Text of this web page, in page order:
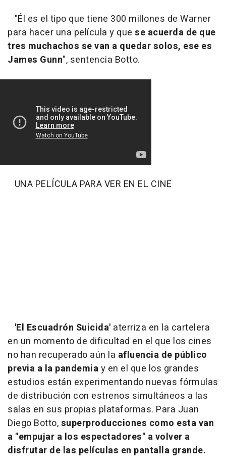
"Él es el tipo que tiene 300 millones de Warner
para hacer una película y que se acuerda de que
tres muchachos se van a quedar solos, ese es
James Gunn", sentencia Botto.
UNA PELÍCULA PARA VER EN EL CINE
'El Escuadrón Suicida' aterriza en la cartelera
en un momento de dificultad en el que los cines
no han recuperado aún la afluencia de público
previa a la pandemiay en el que los grandes
estudios están experimentando nuevas fórmulas
de distribución con estrenos simultáneos a las
salas en sus propias plataformas. Para Juan
Diego Botto,superproducciones como esta van
a "empujar a los espectadores" a volver a
disfrutar de las películas en pantalla grande.